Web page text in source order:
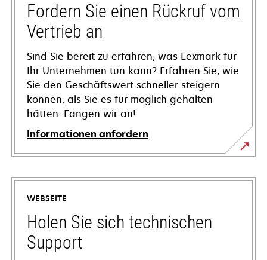
Fordern Sie einen Rückruf vom
Vertrieb an
Sind Sie bereit zu erfahren, was Lexmark für
Ihr Unternehmen tun kann? Erfahren Sie, wie
Sie den Geschäftswert schneller steigern
können, als Sie es für möglich gehalten
hätten. Fangen wir an!
Informationen anfordern
WEBSEITE
Holen Sie sich technischen
Support